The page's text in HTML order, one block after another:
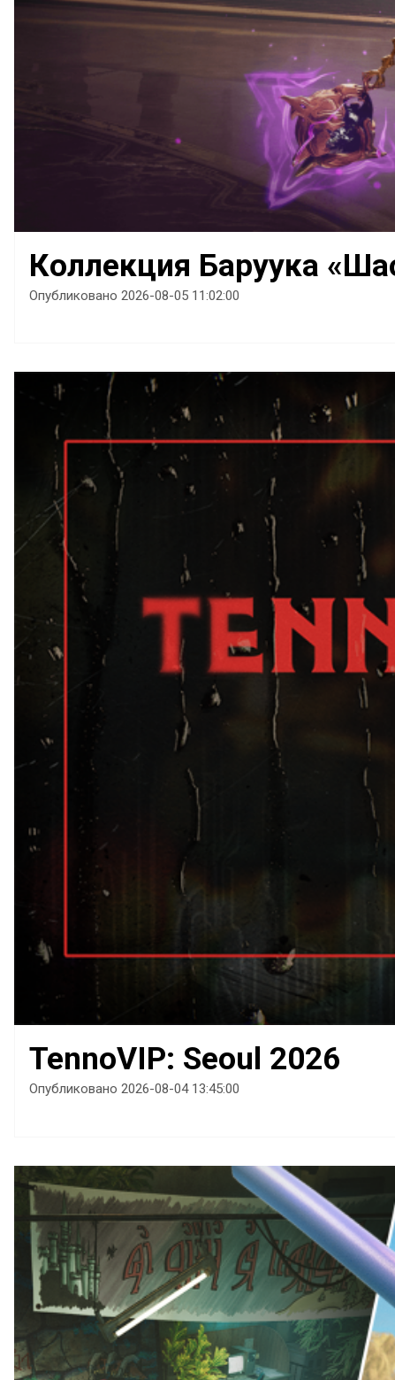
Коллекция Баруука
Опубликовано 2026-08-05 11:02:00
TennoVIP: Seoul 2026
Опубликовано 2026-08-04 13:45:00